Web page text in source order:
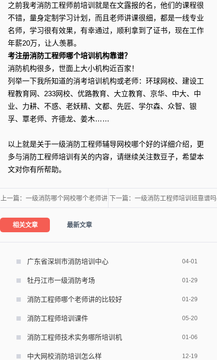
之前我考消防工程师前培训就是在文露报的名，他们的课程很
不错，量身定制学习计划，而且老师讲课很细，都是一线专业
名师，学习很有效果，有幸通过，顺利拿到了证书，现在工作
年薪20万，让人羡慕。
考注册消防工程师哪个培训机构靠谱？
消防机构很多，世面上大小机构近百家！
列举一下我所知道的消考培训机构或老师：环球网校、建设工
程教育网、233网校、优路教育、大立教育、京华、中大、中
业、力耕、不惑、老妖精、文都、先匠、学尔森、众智、银
孚、覃老师、齐德龙、姜木……
以上就是关于一级消防工程师辅导网校哪个好的详细介绍，更
多与消防工程师培训有关的内容，请继续关注数豆子，希望本
文对你有所帮助。
上一篇： 一级消防哪个网校哪个老师讲
的好
下一篇： 一级消防工程师培训班靠谱吗
相关文章 最新文章
广东省深圳市消防培训中心 04-01
牡丹江市一级消防考场 01-29
消防工程师哪个老师讲的比较好 01-29
消防工程师培训课件 05-20
消防工程师技术实务哪所培训机
构比较好
01-06
中大网校消防培训怎么样 12-19